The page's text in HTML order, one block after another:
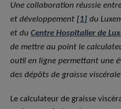
Une collaboration réussie
et développement [1] du
et du Centre Hospitalier de
de mettre au point le
outil en ligne permettant une
des dépôts de graisse
Le calculateur de graisse